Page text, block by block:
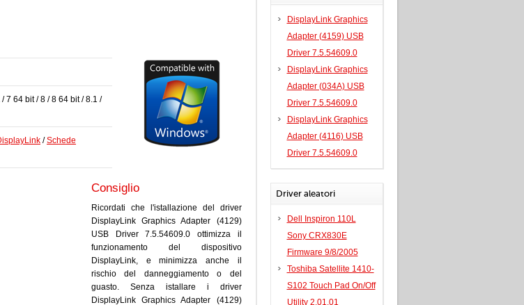
7 64 bit / 8 / 8 64 bit / 8.1 /
/Schede
Consiglio
Ricordati che l'istallazione del driver
DisplayLink Graphics Adapter (4129)
USB Driver 7.5.54609.0 ottimizza il
funzionamento del dispositivo
DisplayLink, e minimizza anche il
rischio del danneggiamento o del
guasto. Senza istallare i driver
DisplayLink Graphics Adapter (4129)
DisplayLink Graphics
Adapter (4159) USB
Driver 7.5.54609.0
DisplayLink Graphics
Adapter (034A) USB
Driver 7.5.54609.0
DisplayLink Graphics
Adapter (4116) USB
Driver 7.5.54609.0
Driver aleatori
Dell Inspiron 110L
Sony CRX830E
Firmware 9/8/2005
Toshiba Satellite 1410-
S102 Touch Pad On/Off
Utility 2.01.01